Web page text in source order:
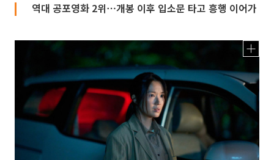
역대 공포영화 2위⋯개봉 이후 입소문 타고 흥행 이어가